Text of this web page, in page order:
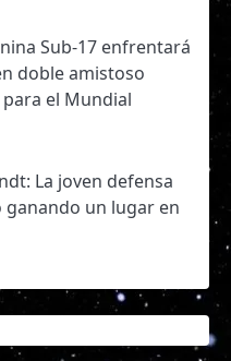
Sub-17 enfrentará
doble amistoso
el Mundial
La joven defensa
ganando un lugar en